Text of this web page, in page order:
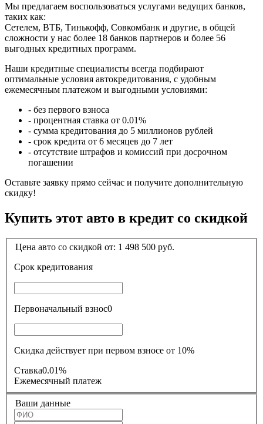
Мы предлагаем воспользоваться услугами ведущих банков,
таких как:
Сетелем, ВТБ, Тинькофф, Совкомбанк и другие, в общей
сложности у нас более 18 банков партнеров и более 56
выгодных кредитных программ.
Наши кредитные специалисты всегда подбирают
оптимальные условия автокредитования, с удобным
ежемесячным платежом и выгодными условиями:
- без первого взноса
- процентная ставка от 0.01%
- сумма кредитования до 5 миллионов рублей
- срок кредита от 6 месяцев до 7 лет
- отсутствие штрафов и комиссий при досрочном
погашении
Оставьте заявку прямо сейчас и получите дополнительную
скидку!
Купить этот авто в кредит со скидкой
Цена авто со скидкой от: 1 498 500 руб.
Срок кредитования
Первоначальный взнос0
Скидка действует при первом взносе от 10%
Ставка0.01%
Ежемесячный платеж
Ваши данные